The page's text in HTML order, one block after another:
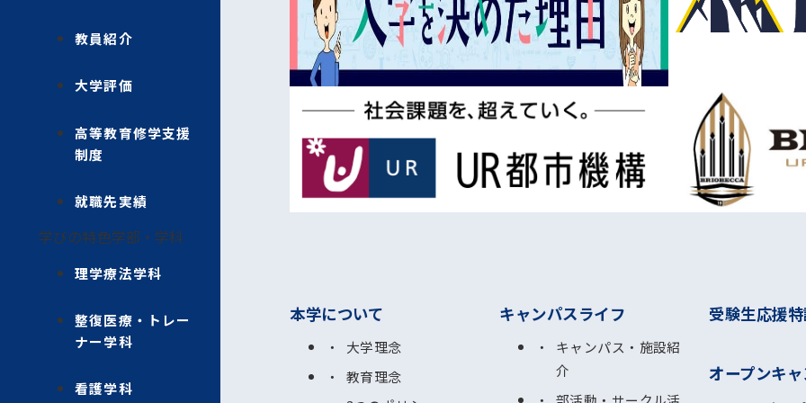
教員紹介
大学評価
高等教育修学支援
制度
就職先実績
学びの特色学部・学科
理学療法学科
整復医療・トレー
ナー学科
看護学科
本学について
大学理念
教育理念
キャンパスライフ
キャンパス・施設紹
介
受験生応援
オープンキ